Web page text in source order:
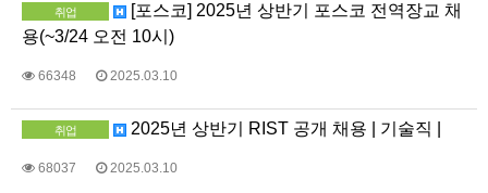
취업
[포스코] 2025년 상반기 포스코 전역장교 채
용(~3/24 오전 10시)
66348 2025.03.10
취업 2025년 상반기 RIST 공개 채용 | 기술직 |
68037 2025.03.10